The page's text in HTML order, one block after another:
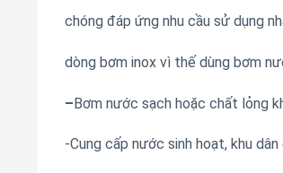
chóng đáp ứng nhu cầu sử dụng
dòng bơm inox vì thế dùng bơm
–Bơm nước sạch hoặc chất lỏng
-Cung cấp nước sinh hoạt, khu